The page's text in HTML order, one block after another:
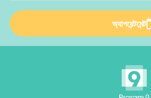
অ্যাপয়েন্টমেন্ট